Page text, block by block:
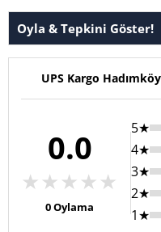
Oyla & Tepkini Göster!
UPS Kargo
0.0
★★★★★
0Oylama
5★
4★
3★
2★
1★